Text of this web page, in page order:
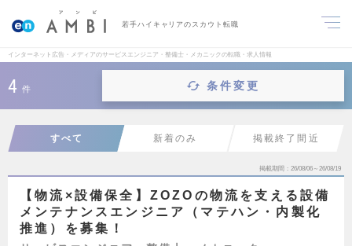
若手ハイキャリアのスカウト転職
インターネット広告・メディアのサービスエンジニア・整備士・メカニックの転職・求人情報
4 件 条件変更
すべて 新着のみ 掲載終了間近
掲載期間 26/08/06～26/08/19
【物流×設備保全】ZOZOの物流を支える設備
メンテナンスエンジニア（マテハン・内製化
推進）を募集！